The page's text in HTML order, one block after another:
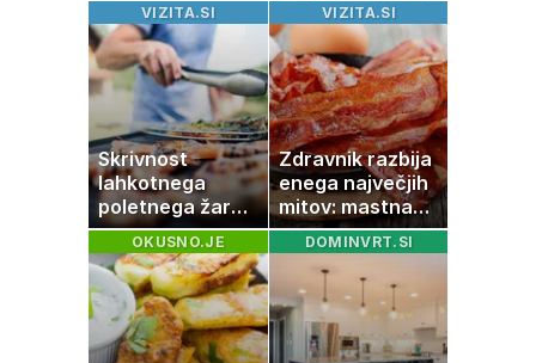
prejele
partnerice
športnih
zvezdnikov
zakaj je še
vedno samska
VIZITA.SI
Skrivnost
lahkotnega
poletnega žara,
po katerem ne
boste
potrebovali
popoldanskega
spanca
VIZITA.SI
Zdravnik razbija
enega največjih
mitov: mastna
jetra ne
nastanejo zaradi
slanine, temveč
zaradi živila, ki
ga imamo vsi
radi
OKUSNO.JE DOMINVRT.SI